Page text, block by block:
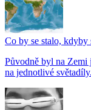
Co by se stalo,
Původně byl na Zemi
na jednotlivé